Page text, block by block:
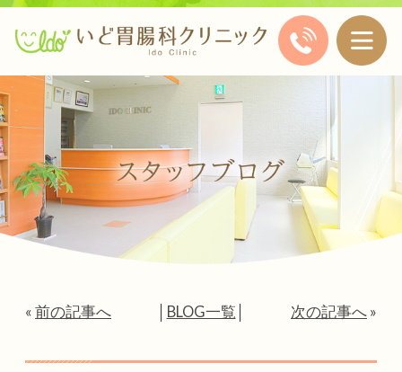
« 前の記事へ BLOG一覧 次の記事へ »